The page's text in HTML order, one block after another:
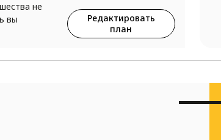
не
вы
Редактировать
план